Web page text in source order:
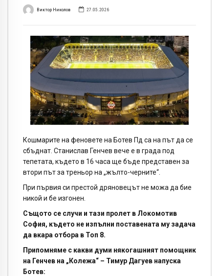
Виктор Николов 27.05.2026
Кошмарите на феновете на Ботев Пд са на път да се
сбъднат. Станислав Генчев вече е в града под
тепетата, където в 16 часа ще бъде представен за
втори път за треньор на „жълто-черните“.
При първия си престой дряновецът не можа да бие
никой и бе изгонен.
Същото се случи и тази пролет в Локомотив
София, където не изпълни поставената му задача
да вкара отбора в Топ 8.
Припомняме с какви думи някогашният помощник
на Генчев на „Колежа“ – Тимур Дагуев напуска
Ботев: